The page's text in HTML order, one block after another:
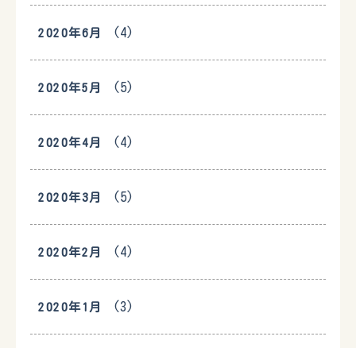
2020年6月 (4)
2020年5月 (5)
2020年4月 (4)
2020年3月 (5)
2020年2月 (4)
2020年1月 (3)